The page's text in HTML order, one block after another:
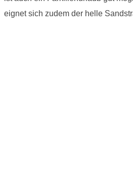
eignet sich zudem der helle